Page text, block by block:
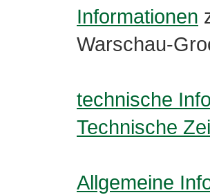
Informationen
Warschau-
technische
Technische
Allgemeine